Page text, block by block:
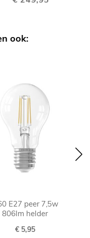
ook:
E27 peer 7,5w
806lm helder
€ 5,95